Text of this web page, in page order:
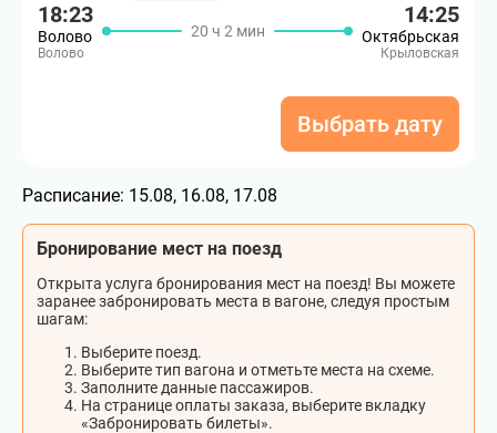
18:23
Волово
Волово
20 ч 2 мин
14:25
Октябрьская
Крыловская
Выбрать дату
Расписание: 15.08, 16.08, 17.08
Бронирование мест на поезд
Открыта услуга бронирования мест на поезд! Вы можете
заранее забронировать места в вагоне, следуя простым
шагам:
Выберите поезд.
Выберите тип вагона и отметьте места на схеме.
Заполните данные пассажиров.
На странице оплаты заказа, выберите вкладку
«Забронировать билеты».